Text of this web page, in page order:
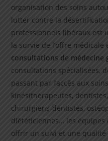
organisation des soins
lutter contre la
professionnels libéraux est
la survie de l’offre
consultations de médecine
consultations spécialisées,
passant par l’accès aux
kinésithérapeutes,
chirurgiens-dentistes,
diététiciennes… les équipes
offrir un suivi et une qualité